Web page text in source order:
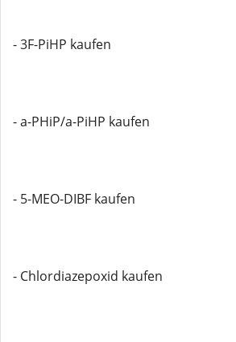
- 3F-PiHP kaufen
- a-PHiP/a-PiHP kaufen
- 5-MEO-DIBF kaufen
- Chlordiazepoxid kaufen